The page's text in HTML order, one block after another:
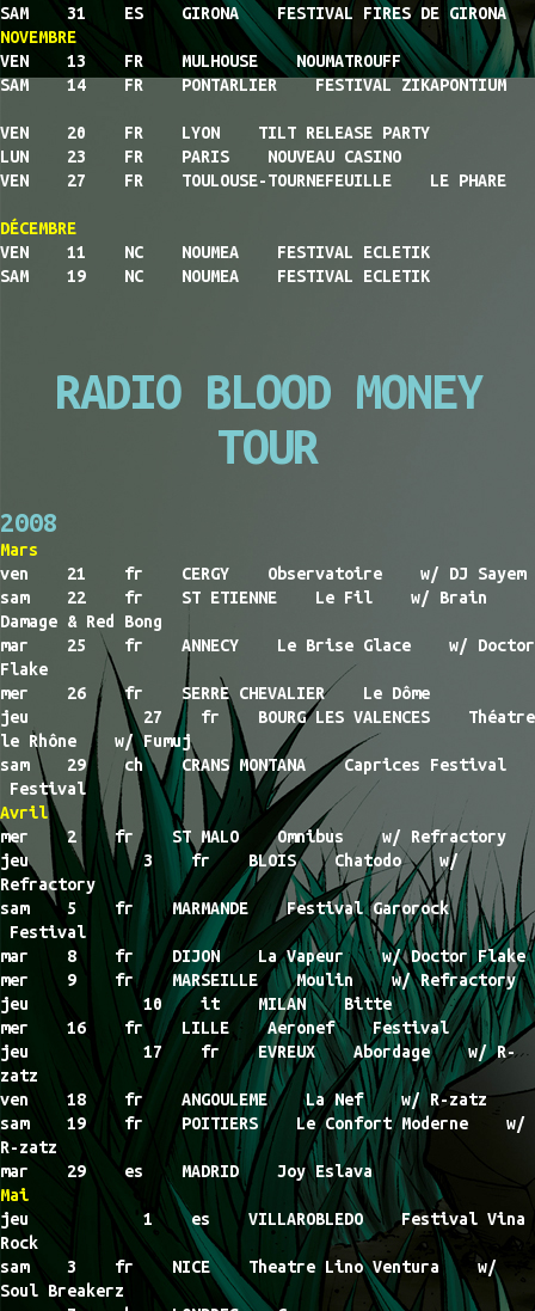
SAM 31 ES GIRONA FESTIVAL FIRES DE GIRONA
NOVEMBRE
VEN 13 FR MULHOUSE NOUMATROUFF
SAM 14 FR PONTARLIER FESTIVAL ZIKAPONTIUM
VEN 20 FR LYON TILT RELEASE PARTY
LUN 23 FR PARIS NOUVEAU CASINO
VEN 27 FR TOULOUSE-TOURNEFEUILLE LE PHARE
DÉCEMBRE
VEN 11 NC NOUMEA FESTIVAL ECLETIK
SAM 19 NC NOUMEA FESTIVAL ECLETIK
RADIO BLOOD MONEY
TOUR
2008
Mars
ven 21 fr CERGY Observatoire w/ DJ Sayem
sam 22 fr ST ETIENNE Le Fil w/ Brain
Damage & Red Bong
mar 25 fr ANNECY Le Brise Glace w/ Doctor
Flake
mer 26 fr SERRE CHEVALIER Le Dôme
jeu 27 fr BOURG LES VALENCES Théatre
le Rhône w/ Fumuj
sam 29 ch CRANS MONTANA Caprices Festival
Festival
Avril
mer 2 fr ST MALO Omnibus w/ Refractory
jeu 3 fr BLOIS Chatodo w/
Refractory
sam 5 fr MARMANDE Festival Garorock
Festival
mar 8 fr DIJON La Vapeur w/ Doctor Flake
mer 9 fr MARSEILLE Moulin w/ Refractory
jeu 10 it MILAN Bitte
mer 16 fr LILLE Aeronef Festival
jeu 17 fr EVREUX Abordage w/ R-
zatz
ven 18 fr ANGOULEME La Nef w/ R-zatz
sam 19 fr POITIERS Le Confort Moderne w/
R-zatz
mar 29 es MADRID Joy Eslava
Mai
jeu 1 es VILLAROBLEDO Festival Vina
Rock
sam 3 fr NICE Theatre Lino Ventura w/
Soul Breakerz